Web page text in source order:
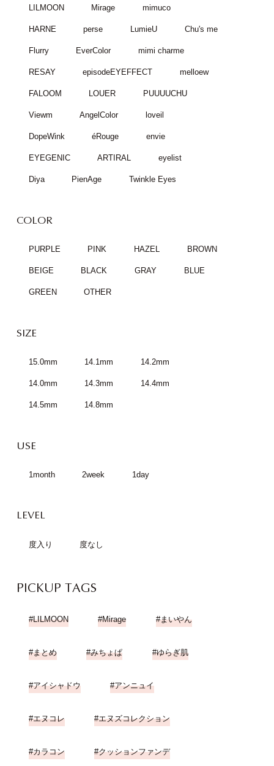
LILMOON Mirage mimuco
HARNE perse LumieU Chu's me
Flurry EverColor mimi charme
RESAY episodeEYEFFECT melloew
FALOOM LOUER PUUUUCHU
Viewm AngelColor loveil
DopeWink éRouge envie
EYEGENIC ARTIRAL eyelist
Diya PienAge Twinkle Eyes
COLOR
PURPLE PINK HAZEL BROWN
BEIGE BLACK GRAY BLUE
GREEN OTHER
SIZE
15.0mm 14.1mm 14.2mm
14.0mm 14.3mm 14.4mm
14.5mm 14.8mm
USE
1month 2week 1day
LEVEL
度入り 度なし
PICKUP TAGS
LILMOON Mirage まいやん
まとめ みちょぱ ゆらぎ肌
アイシャドウ アンニュイ
エヌコレ エヌズコレクション
カラコン クッションファンデ